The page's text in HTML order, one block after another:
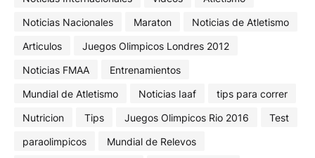
Noticias Nacionales
Maraton
Noticias de Atletismo
Articulos
Juegos Olimpicos Londres 2012
Noticias FMAA
Entrenamientos
Mundial de Atletismo
Noticias Iaaf
tips para correr
Nutricion
Tips Juegos Olimpicos Rio 2016
Test
paraolimpicos
Mundial de Relevos